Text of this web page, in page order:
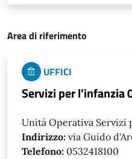
Area di riferimento
UFFICI
Servizi per l'infanzia
Unità Operativa Servizi
Indirizzo: via Guido
Telefono: 0532418100